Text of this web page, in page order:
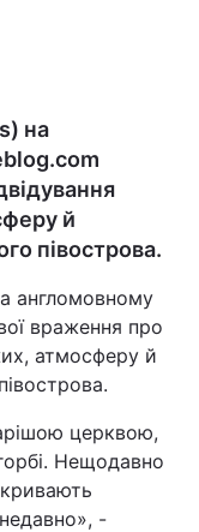
на
й
півострова.
англомовному
враження про
атмосферу й
церквою,
Нещодавно
-